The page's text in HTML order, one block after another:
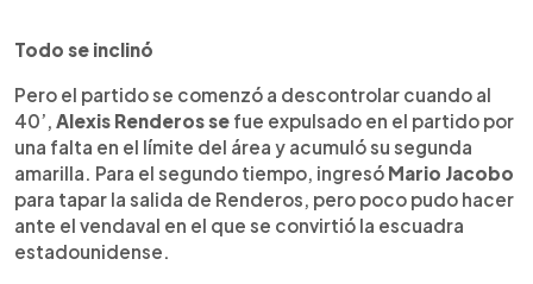
Todo se inclinó
Pero el partido se comenzó a descontrolar cuando al
40’, Alexis Renderos se fue expulsado en el partido por
una falta en el límite del área y acumuló su segunda
amarilla. Para el segundo tiempo, ingresó Mario Jacobo
para tapar la salida de Renderos, pero poco pudo hacer
ante el vendaval en el que se convirtió la escuadra
estadounidense.